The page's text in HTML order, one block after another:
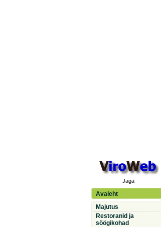
Jaga
Avaleht
Majutus
Restoranid ja
söögikohad